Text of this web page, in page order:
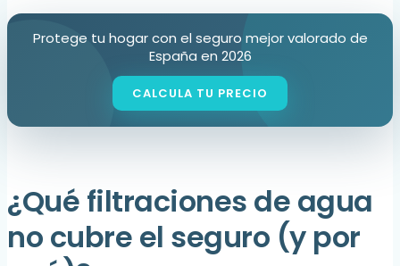
Protege tu hogar con el seguro mejor valorado de
España en 2026
¿Qué filtraciones de agua
no cubre el seguro (y por